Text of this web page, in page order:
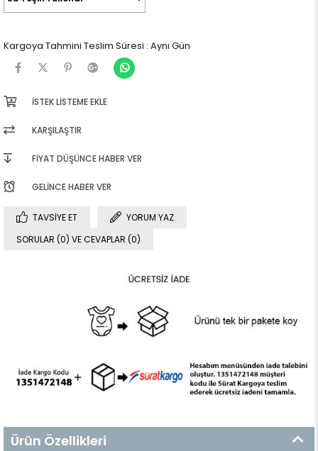
Kargoya Tahmini Teslim Süresi : Aynı Gün
İSTEK LISTEME EKLE
KARŞILAŞTIR
FIYAT DÜŞÜNCE HABER VER
GELINCE HABER VER
TAVSIYE ET
YORUM YAZ
SORULAR (0) VE CEVAPLAR (0)
Ürün Özellikleri